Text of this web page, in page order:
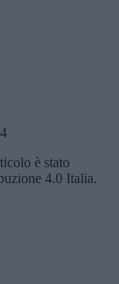
è stato
4.0 Italia.